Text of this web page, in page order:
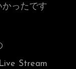
ったです
Stream